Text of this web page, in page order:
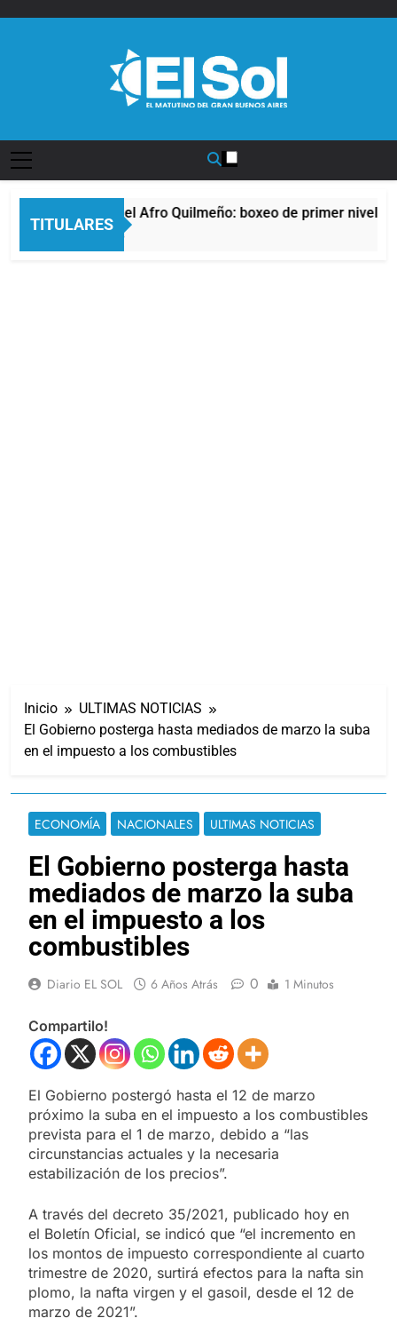
TITULARES
La noche del Afro Quilmeño: boxeo de primer nivel en
10 Horas Atrás
Inicio
ULTIMAS NOTICIAS
El Gobierno posterga hasta mediados de marzo la suba
en el impuesto a los combustibles
ECONOMÍA NACIONALES ULTIMAS NOTICIAS
El Gobierno posterga hasta
mediados de marzo la suba
en el impuesto a los
combustibles
Diario EL SOL 6 Años Atrás 0 1 Minutos
Compartilo!
El Gobierno postergó hasta el 12 de marzo
próximo la suba en el impuesto a los combustibles
prevista para el 1 de marzo, debido a “las
circunstancias actuales y la necesaria
estabilización de los precios”.
A través del decreto 35/2021, publicado hoy en
el Boletín Oficial, se indicó que “el incremento en
los montos de impuesto correspondiente al cuarto
trimestre de 2020, surtirá efectos para la nafta sin
plomo, la nafta virgen y el gasoil, desde el 12 de
marzo de 2021”.